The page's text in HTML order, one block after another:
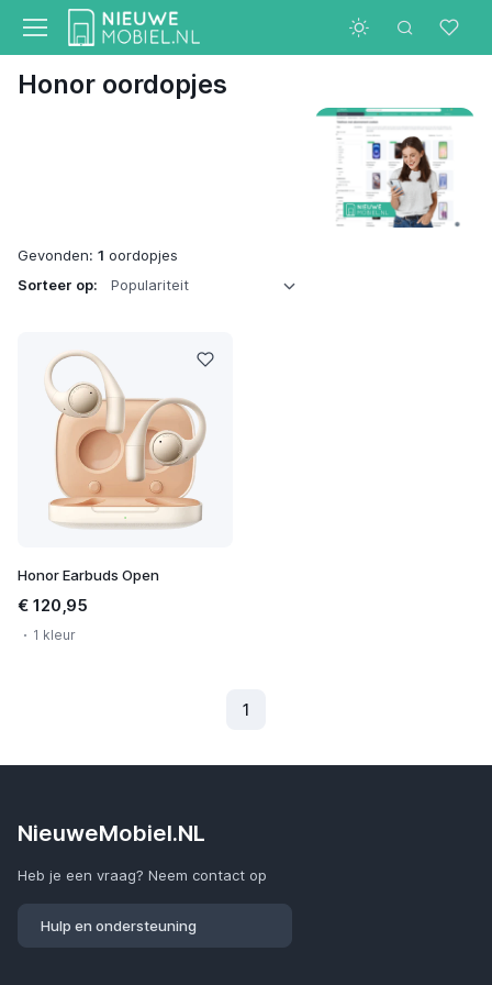
Honor oordopjes
Gevonden: 1 oordopjes
Sorteer op:
Honor Earbuds Open
€ 120,95
1 kleur
1
NieuweMobiel.NL
Heb je een vraag? Neem contact op
Hulp en ondersteuning